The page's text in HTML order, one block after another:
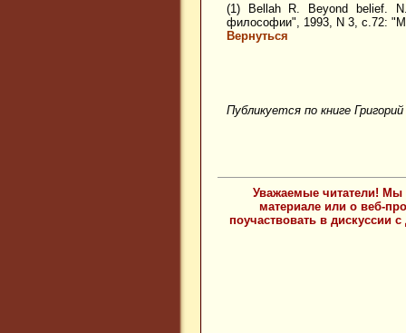
(1) Bellah R. Beyond belief.
философии", 1993, N 3, с.72:
Вернуться
Публикуется по книге
Уважаемые читатели! Мы
материале или о веб-
поучаствовать в дискуссии